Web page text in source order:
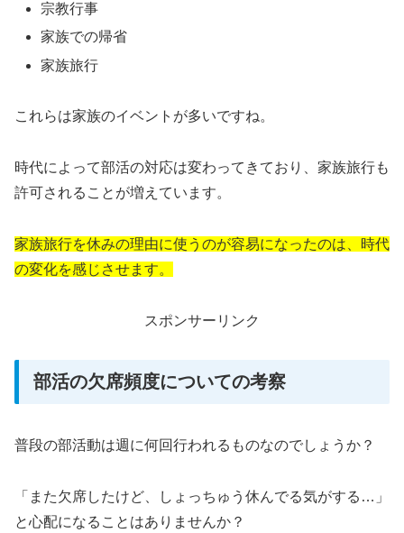
宗教行事
家族での帰省
家族旅行
これらは家族のイベントが多いですね。
時代によって部活の対応は変わってきており、家族旅行も
許可されることが増えています。
家族旅行を休みの理由に使うのが容易になったのは、時代
の変化を感じさせます。
スポンサーリンク
部活の欠席頻度についての考察
普段の部活動は週に何回行われるものなのでしょうか？
「また欠席したけど、しょっちゅう休んでる気がする…」
と心配になることはありませんか？